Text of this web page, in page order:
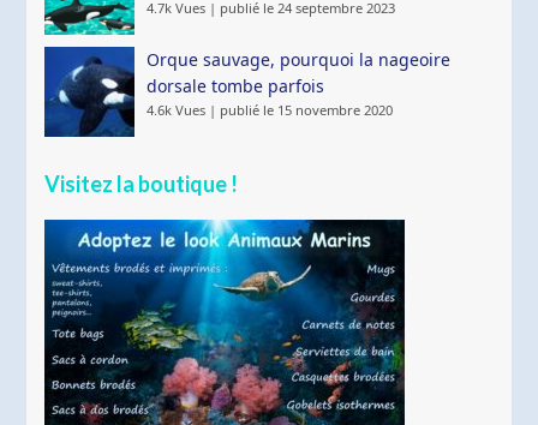
4.7k Vues | publié le 24 septembre 2023
Orque sauvage, pourquoi la nageoire
dorsale tombe parfois
4.6k Vues | publié le 15 novembre 2020
Visitez la boutique !